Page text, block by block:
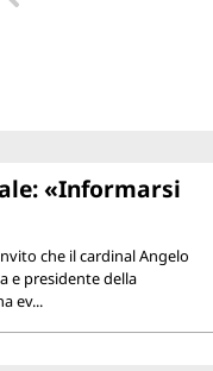
«Informarsi
che il cardinal Angelo
e presidente della
ev...